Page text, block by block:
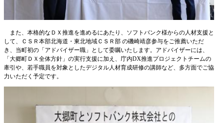
また、本格的なＤＸ推進を進めるにあたり、ソフトバンク様からの人材支援と
して、ＣＳＲ本部北海道・東北地域ＣＳＲ部 の磯崎靖彦参与をご推薦いただ
き、当町初の「アドバイザー職」として委嘱いたします。アドバイザーには、
「大郷町ＤＸ全体方針」の実行支援に加え、庁内DX推進プロジェクトチームの
牽引や、若手職員を対象としたデジタル人材育成研修の講師など、多方面でご協
力いただく予定です。